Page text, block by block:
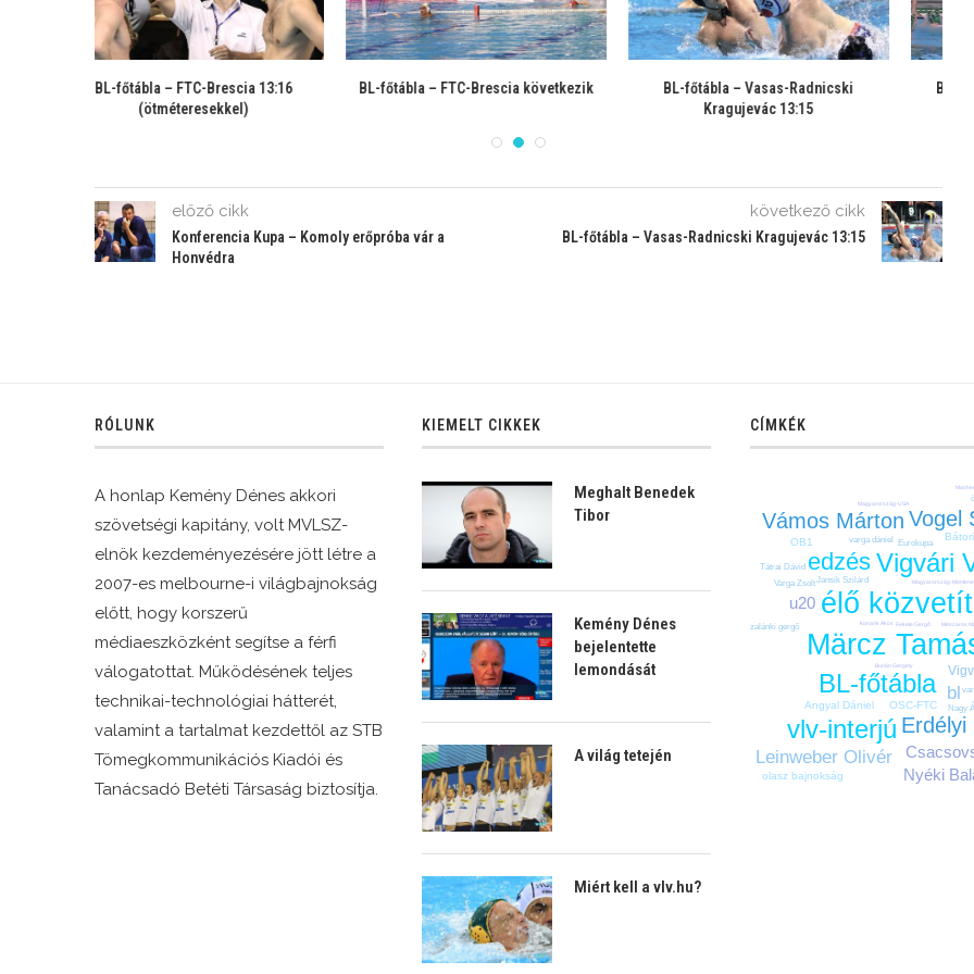
BL-főtábla – FTC-Brescia következik
BL-főtábla – Vasas-Radnicski
BL-főtábla – Nagyvárad-FTC 5:17
előző cikk
Konferencia Kupa – Komoly erőpróba vár a
Honvédra
következő cikk
BL-főtábla – Vasas-Radnicski Kragujevác 13:15
RÓLUNK
A honlap Kemény Dénes akkori
szövetségi kapitány, volt MVLSZ-
elnök kezdeményezésére jött létre a
2007-es melbourne-i világbajnokság
előtt, hogy korszerű
médiaeszközként segítse a férfi
válogatottat. Működésének teljes
technikai-technológiai hátterét,
valamint a tartalmat kezdettől az STB
Tömegkommunikációs Kiadói és
Tanácsadó Betéti Társaság biztosítja.
KIEMELT CIKKEK
Meghalt Benedek
Tibor
Kemény Dénes
bejelentette
lemondását
A világ tetején
Miért kell a vlv.hu?
CÍMKÉK
Märcz
élő
BL-főtábla
Vigvári
vlv-interjú
edzés
Erdélyi
Vogel
Vámos Márton
bl
Leinweber Olivér
Nyéki
u20
Angyal Dániel
OB1
olasz bajnokság
OSC-FTC
Eurokupa
Jansik Szilárd
Nagy
Tátrai Dávid
varga dániel
Varga Zsolt
zalánki gergő
Burián Gergely
Fekete Gergő
Konarik Ákos
Magyarország-
Magyarország-USA
Mészáros